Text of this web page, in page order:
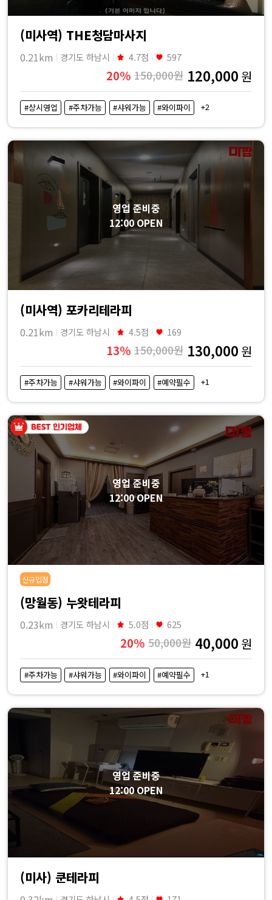
(미사역) THE청담마사지
0.21km 경기도 하남시 4.7점 597
20% 150,000원 120,000 원
#상시영업 #주차가능 #샤워가능 #와이파이 +2
영업 준비중
12:00 OPEN
(미사역) 포카리테라피
0.21km 경기도 하남시 4.5점 169
13% 150,000원 130,000 원
#주차가능 #샤워가능 #와이파이 #예약필수 +1
영업 준비중
12:00 OPEN
신규입점
(망월동) 누왓테라피
0.23km 경기도 하남시 5.0점 625
20% 50,000원 40,000 원
#주차가능 #샤워가능 #와이파이 #예약필수 +1
영업 준비중
12:00 OPEN
(미사) 쿤테라피